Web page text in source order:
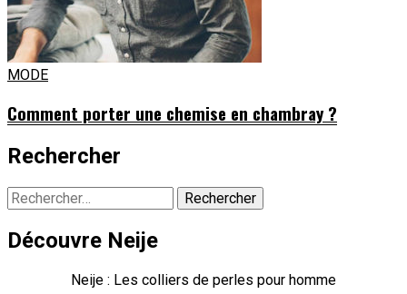
MODE
Comment porter une chemise en chambray ?
Rechercher
Rechercher :
Découvre Neije
Neije : Les colliers de perles pour homme